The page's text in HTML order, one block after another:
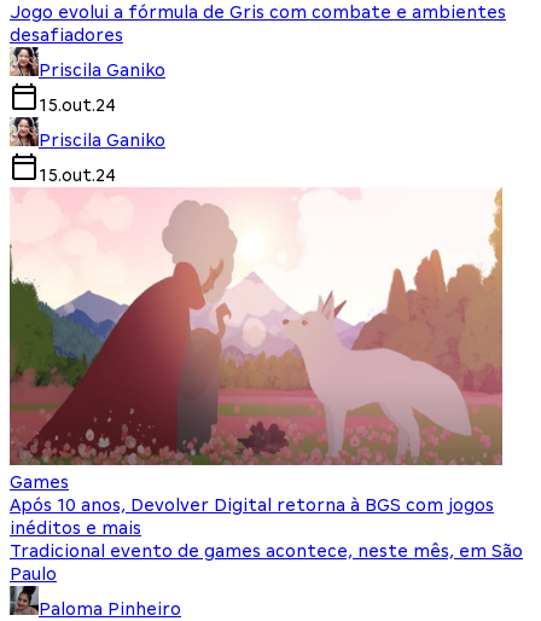
Jogo evolui a fórmula de Gris com combate e ambientes
desafiadores
Priscila Ganiko
15.out.24
Priscila Ganiko
15.out.24
Games
Após 10 anos, Devolver Digital retorna à BGS com jogos
inéditos e mais
Tradicional evento de games acontece, neste mês, em São
Paulo
Paloma Pinheiro